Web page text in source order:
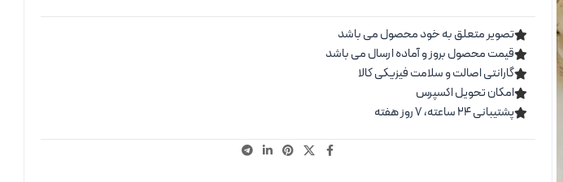
تصویر متعلق به خود محصول می باشد
قیمت محصول بروز و آماده ارسال می باشد
گارانتی اصالت و سلامت فیزیکی کالا
امکان تحویل اکسپرس
پشتیبانی ۲۴ ساعته، ۷ روز هفته